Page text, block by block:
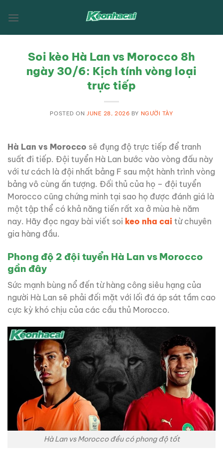
Soi kèo Hà Lan vs Morocco 8h
ngày 30/6: Kịch tính vòng loại
trực tiếp
POSTED ONJUNE 28, 2026 BY NGƯỜI TÀY
Hà Lan vs Morocco sẽ đụng độ trực tiếp để tranh
suất đi tiếp. Đội tuyển Hà Lan bước vào vòng đấu này
với tư cách là đội nhất bảng F sau một hành trình vòng
bảng vô cùng ấn tượng. Đối thủ của họ – đội tuyển
Morocco cũng chứng minh tại sao họ được đánh giá là
một tập thể có khả năng tiến rất xa ở mùa hè năm
nay. Hãy đọc ngay bài viết soi keo nha cai từ chuyên
gia hàng đầu.
Phong độ 2 đội tuyển Hà Lan vs Morocco
gần đây
Sức mạnh bùng nổ đến từ hàng công siêu hạng của
người Hà Lan sẽ phải đối mặt với lối đá áp sát tầm cao
cực kỳ khó chịu của các cầu thủ Morocco.
Hà Lan vs Morocco đều có phong độ tốt